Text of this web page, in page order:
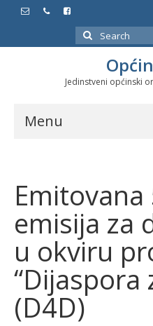
Search
for:
Jedinstveni općinski
Menu
Službeni glasnici
Javne nabavke
Značajni datumi i
Program energetske
sektoru
Emitovana
emisija za
u okviru
“Dijaspora
(D4D)